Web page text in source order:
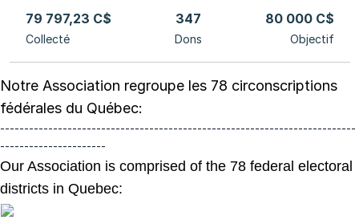
79 797,23 C$
Collecté
347
Dons
80 000 C$
Objectif
Notre Association regroupe les 78 circonscriptions
fédérales du Québec:
--------------------------------------------------------------------------
----------------------
Our Association is comprised of the 78 federal electoral
districts in Quebec: